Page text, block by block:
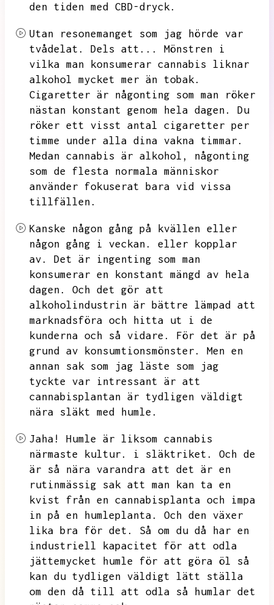
den tiden med CBD-dryck.
Utan resonemanget som jag hörde var
tvådelat.
Dels att...
Mönstren i
vilka man konsumerar cannabis liknar
alkohol mycket mer än tobak.
Cigaretter är någonting som man röker
nästan konstant genom hela dagen.
Du
röker ett visst antal cigaretter per
timme under alla dina vakna timmar.
Medan cannabis är alkohol,
någonting
som de flesta normala människor
använder fokuserat bara vid vissa
tillfällen.
Kanske någon gång på kvällen eller
någon gång i veckan.
eller kopplar
av.
Det är ingenting som man
konsumerar en konstant mängd av hela
dagen.
Och det gör att
alkoholindustrin är bättre lämpad att
marknadsföra och hitta ut i de
kunderna och så vidare.
För det är på
grund av konsumtionsmönster.
Men en
annan sak som jag läste som jag
tyckte var intressant är att
cannabisplantan är tydligen väldigt
nära släkt med humle.
Jaha!
Humle är liksom cannabis
närmaste kultur.
i släktriket.
Och de
är så nära varandra att det är en
rutinmässig sak att man kan ta en
kvist från en cannabisplanta och impa
in på en humleplanta.
Och den växer
lika bra för det.
Så om du då har en
industriell kapacitet för att odla
jättemycket humle för att göra öl så
kan du tydligen väldigt lätt ställa
om den då till att odla så humlar det